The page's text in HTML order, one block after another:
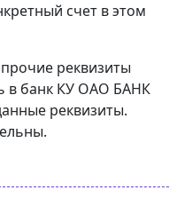
счет в этом
реквизиты
в банк КУ ОАО БАНК
реквизиты.